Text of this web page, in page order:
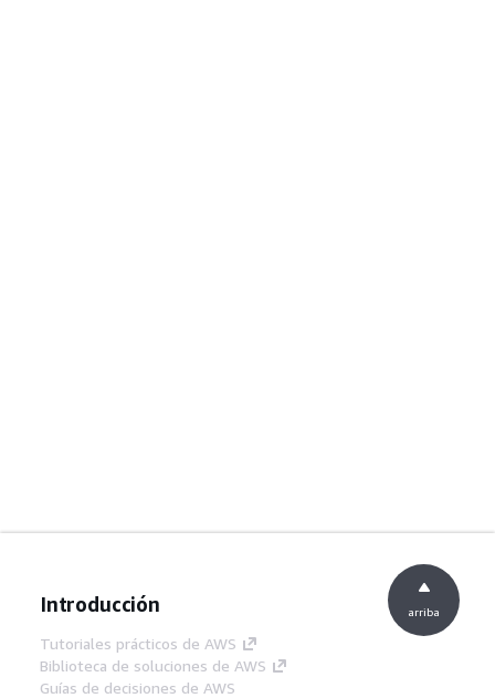
Introducción
Tutoriales prácticos de AWS
Biblioteca de soluciones de AWS
Guías de decisiones de AWS
arriba